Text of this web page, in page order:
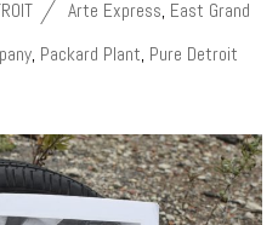
Arte Express, East Grand
, Packard Plant, Pure Detroit